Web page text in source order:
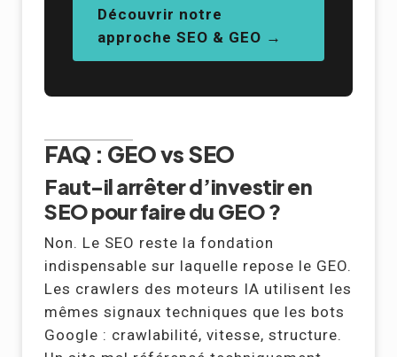
Découvrir notre
approche SEO & GEO →
FAQ : GEO vs SEO
Faut-il arrêter d’investir en
SEO pour faire du GEO ?
Non. Le SEO reste la fondation
indispensable sur laquelle repose le GEO.
Les crawlers des moteurs IA utilisent les
mêmes signaux techniques que les bots
Google : crawlabilité, vitesse, structure.